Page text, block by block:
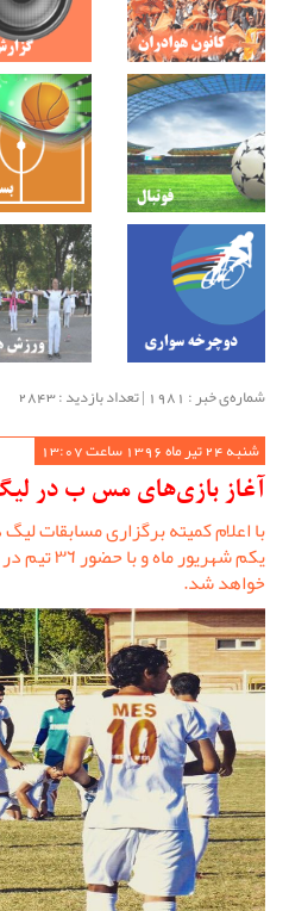
شماره‌ی خبر : ‌1981 | تعداد بازدید : 2843
شنبه 24 تیر ماه 1396 ساعت 13:07
آغاز بازی‌های مس ب در
با اعلام کمیته برگزاری مسابقات
خواهد شد.